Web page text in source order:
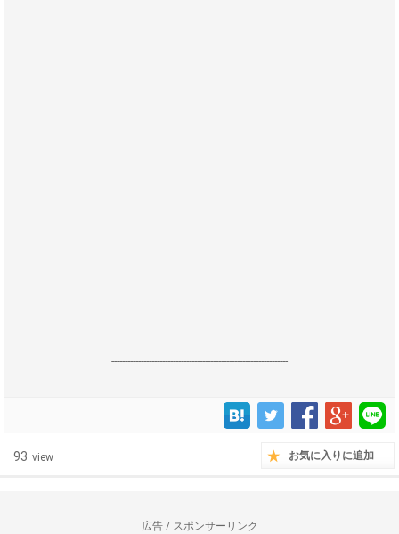
------------------------------------------------------------------
93 view お気に入りに追加
広告 / スポンサーリンク